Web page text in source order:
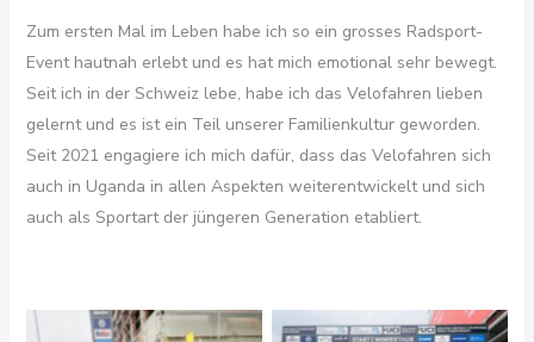
Zum ersten Mal im Leben habe ich so ein grosses Radsport-
Event hautnah erlebt und es hat mich emotional sehr bewegt.
Seit ich in der Schweiz lebe, habe ich das Velofahren lieben
gelernt und es ist ein Teil unserer Familienkultur geworden.
Seit 2021 engagiere ich mich dafür, dass das Velofahren sich
auch in Uganda in allen Aspekten weiterentwickelt und sich
auch als Sportart der jüngeren Generation etabliert.